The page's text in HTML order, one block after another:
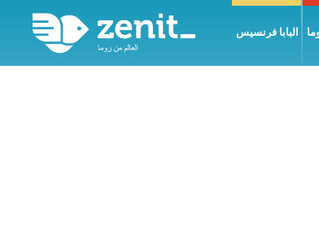
البابا فرنسيس